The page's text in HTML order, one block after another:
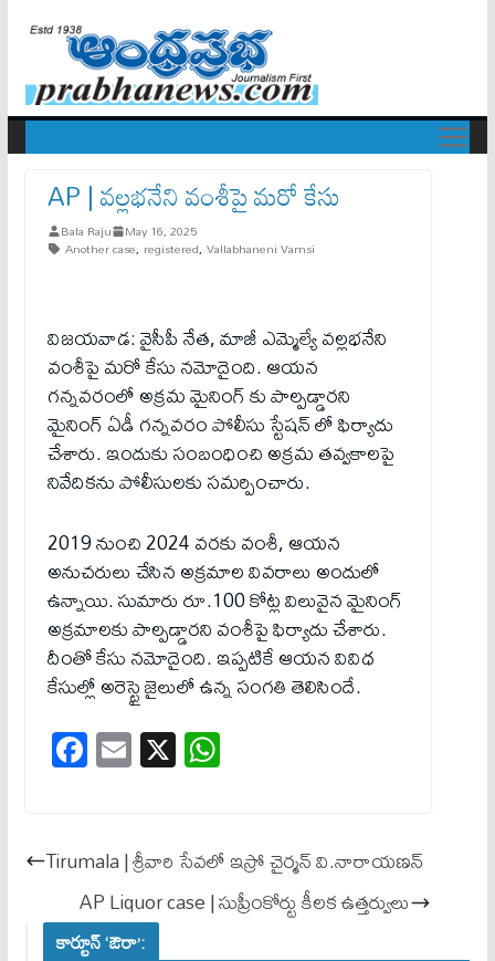
AP | వల్లభనేని వంశీపై మరో కేసు
Bala Raju May 16, 2025
Another case, registered, Vallabhaneni Vamsi
విజయవాడ: వైసీపీ నేత, మాజీ ఎమ్మెల్యే వల్లభనేని
వంశీపై మరో కేసు నమోదైంది. ఆయన
గన్నవరంలో అక్రమ మైనింగ్ కు పాల్పడ్డారని
మైనింగ్ ఏడీ గన్నవరం పోలీసు స్టేషన్ లో ఫిర్యాదు
చేశారు. ఇందుకు సంబంధించి అక్రమ తవ్వకాలపై
నివేదికను పోలీసులకు సమర్పించారు.
2019 నుంచి 2024 వరకు వంశీ, ఆయన
అనుచరులు చేసిన అక్రమాల వివరాలు అందులో
ఉన్నాయి. సుమారు రూ.100 కోట్ల విలువైన మైనింగ్
అక్రమాలకు పాల్పడ్డారని వంశీపై ఫిర్యాదు చేశారు.
దీంతో కేసు నమోదైంది. ఇప్పటికే ఆయన వివిధ
కేసుల్లో అరెస్టై జైలులో ఉన్న సంగతి తెలిసిందే.
Fa
ce
ok
E
m
X W
ha
A
pp
Tirumala | శ్రీవారి సేవలో ఇస్రో చైర్మన్​ వి.నారాయణన్​
AP Liquor case | సుప్రీంకోర్టు కీలక ఉత్తర్వులు
కార్టూన్ ‘ఔరా’: